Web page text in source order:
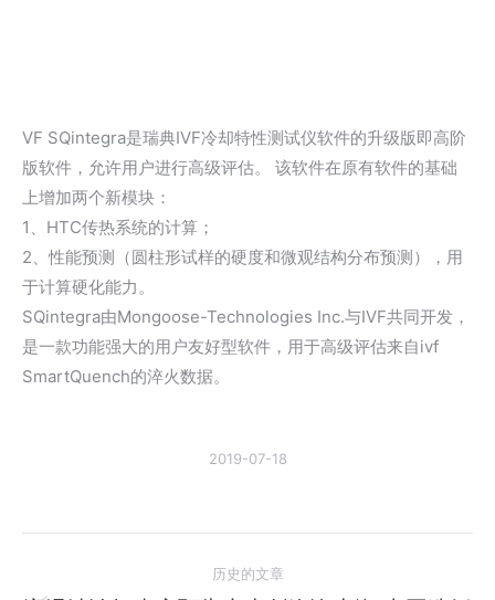
VF SQintegra是瑞典IVF冷却特性测试仪软件的升级版即高阶
版软件，允许用户进行高级评估。 该软件在原有软件的基础
上增加两个新模块：
1、HTC传热系统的计算；
2、性能预测（圆柱形试样的硬度和微观结构分布预测），用
于计算硬化能力。
SQintegra由Mongoose-Technologies Inc.与IVF共同开发，
是一款功能强大的用户友好型软件，用于高级评估来自ivf
SmartQuench的淬火数据。
2019-07-18
历史的文章